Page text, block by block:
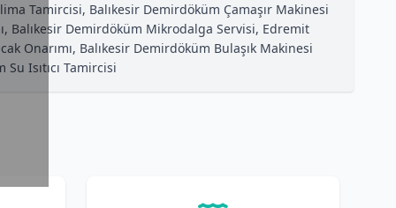
Tamircisi, Balıkesir Demirdöküm Çamaşır Makinesi
Balıkesir Demirdöküm Mikrodalga Servisi, Edremit
Onarımı, Balıkesir Demirdöküm Bulaşık Makinesi
Isıtıcı Tamircisi